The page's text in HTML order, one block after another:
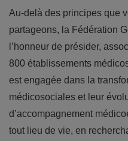
Au-delà des principes que
partageons, la Fédération
l’honneur de présider,
800 établissements
est engagée dans la
médicosociales et leur
d’accompagnement
tout lieu de vie, en